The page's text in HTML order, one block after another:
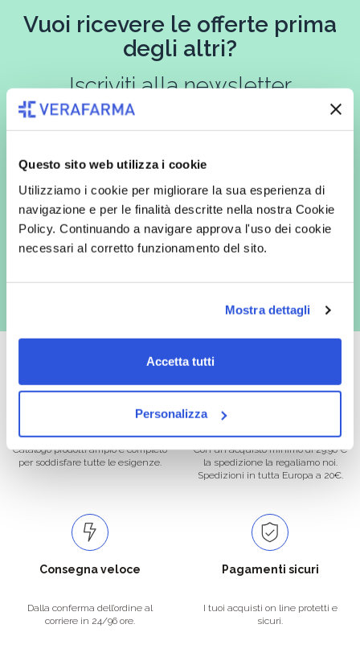
Questo sito web utilizza i cookie
Utilizziamo i cookie per migliorare la sua esperienza di
navigazione e per le finalità descritte nella nostra Cookie
Policy. Continuando a navigare approva l'uso dei cookie
necessari al corretto funzionamento del sito.
Mostra dettagli
Accetta tutti
Personalizza
Vuoi ricevere le offerte prima
degli altri?
Iscriviti alla newsletter
In qualità di interessato, avendo letto l’informativa
espressamente al trattamento dei miei dati personali per finalità
commerciali da parte di Verafarma, tra cui invio di comunicazioni
marketing (con modalità telematiche - quali ad es. newsletter ed e-mail
con inviti e comunicazioni commerciali - e modalità tradizionali, quali ad
es. posta cartacea)
Oltre 50.000 prodotti
Catalogo prodotti ampio e completo
per soddisfare tutte le esigenze.
Spedizione gratuita
Con un acquisto minimo di 29.90 €
la spedizione la regaliamo noi.
Spedizioni in tutta Europa a 20€.
Consegna veloce
Dalla conferma dell’ordine al
corriere in 24/96 ore.
Pagamenti sicuri
I tuoi acquisti on line protetti e
sicuri.